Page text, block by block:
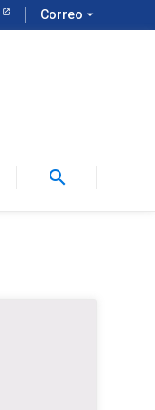
Correo arrow_drop_down
search